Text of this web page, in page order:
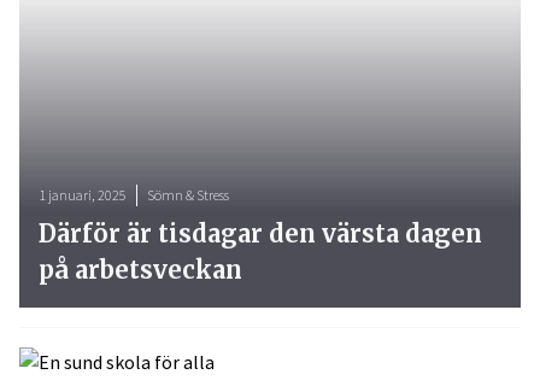
1 januari, 2025 Sömn & Stress
Därför är tisdagar den värsta dagen
på arbetsveckan